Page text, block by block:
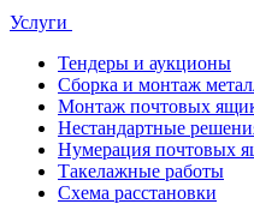
Услуги
Тендеры и аукционы
Сборка и монтаж
Монтаж почтовых
Нестандартные
Нумерация почтовых
Такелажные работы
Схема расстановки